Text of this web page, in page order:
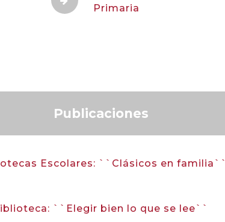
Primaria
Publicaciones
Escolares: ``Clásicos en familia``
``Elegir bien lo que se lee``